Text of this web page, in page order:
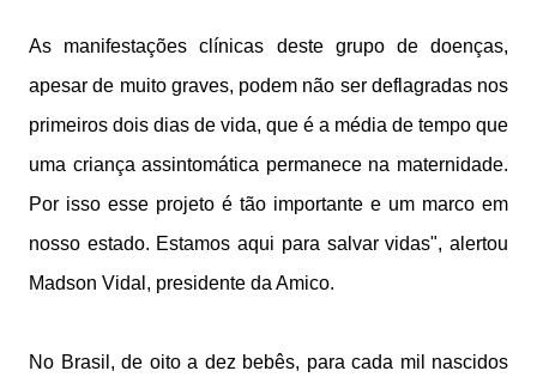
As manifestações clínicas deste grupo de doenças,
apesar de muito graves, podem não ser deflagradas nos
primeiros dois dias de vida, que é a média de tempo que
uma criança assintomática permanece na maternidade.
Por isso esse projeto é tão importante e um marco em
nosso estado. Estamos aqui para salvar vidas", alertou
Madson Vidal, presidente da Amico.
No Brasil, de oito a dez bebês, para cada mil nascidos